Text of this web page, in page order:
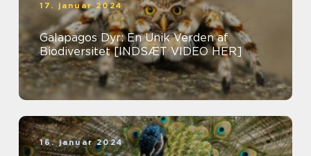
17. januar 2024
Galapagos Dyr: En Unik Verden af
Biodiversitet [INDSÆT VIDEO HER]
16. januar 2024